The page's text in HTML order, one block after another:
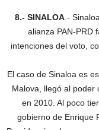
8.- SINALOA.-
alianza PAN-PRD
intenciones del voto,
El caso de Sinaloa es
Malova, llegó al poder
en 2010. Al poco
gobierno de Enrique